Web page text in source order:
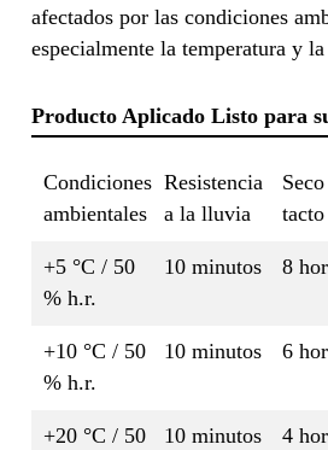
afectados por las condiciones
especialmente la temperatura y
Producto Aplicado Listo para
Condiciones
ambientales
Resistencia
a la lluvia
tacto
+5 °C / 50
% h.r.
10 minutos 8
+10 °C / 50
% h.r.
10 minutos 6
+20 °C / 50
10 minutos 4